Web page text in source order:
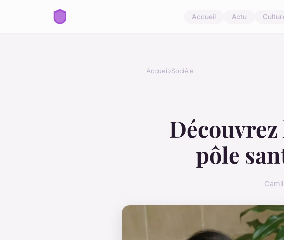
Accueil Actu
Accueil›Société
pôle